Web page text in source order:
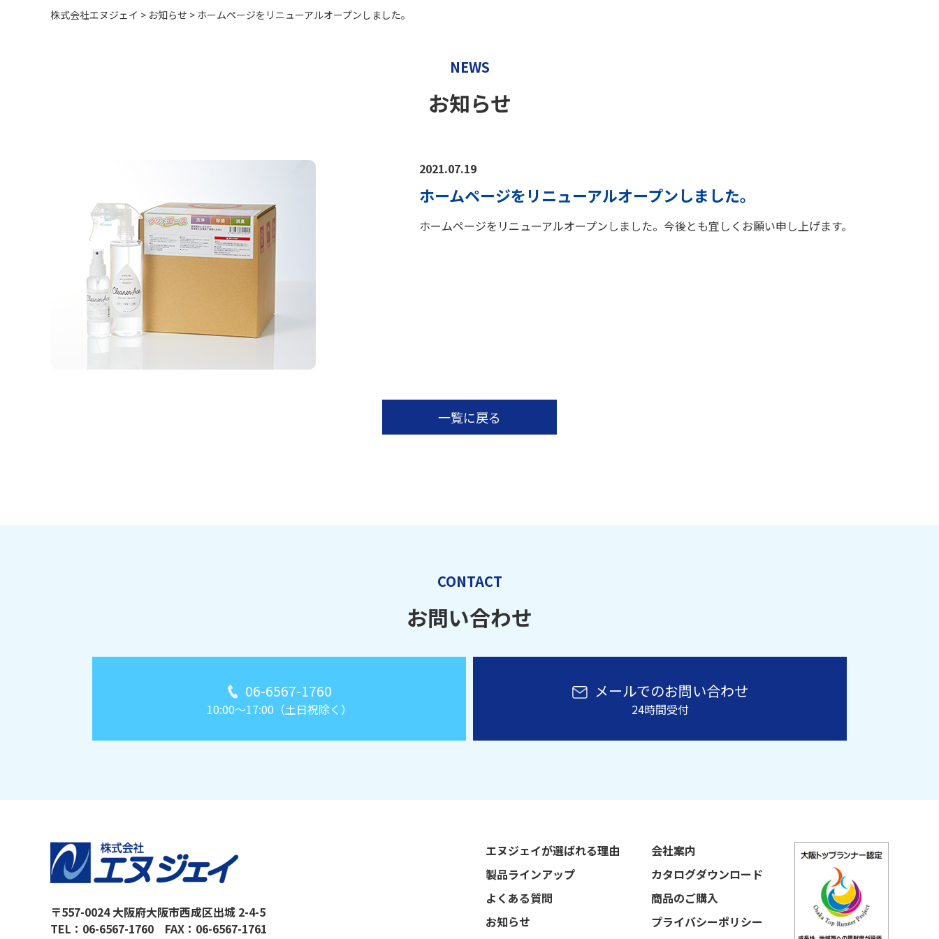
株式会社エヌジェイ > お知らせ > ホームページをリニューアルオープンしました。
NEWS
お知らせ
2021.07.19
ホームページをリニューアルオープンしました。
ホームページをリニューアルオープンしました。今後とも宜しくお願い申し上げます。
一覧に戻る
CONTACT
お問い合わせ
06-6567-1760
10:00～17:00（土日祝除く）
メールでのお問い合わせ
24時間受付
〒557-0024 大阪府大阪市西成区出城 2-4-5
TEL： 06-6567-1760 FAX：06-6567-1761
エヌジェイが選ばれる理由
製品ラインアップ
よくある質問
お知らせ
会社案内
カタログダウンロード
商品のご購入
プライバシーポリシー